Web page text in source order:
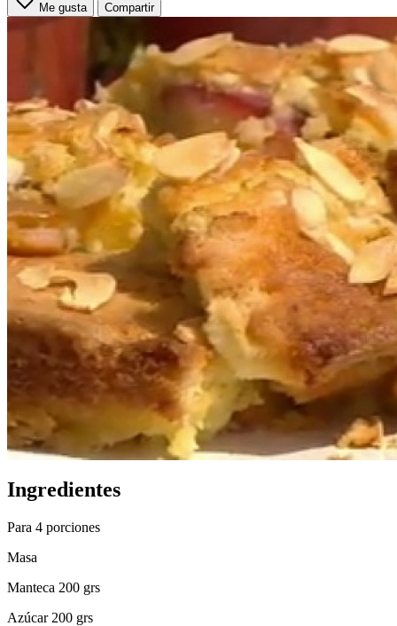
Me gusta Compartir
Ingredientes
Para 4 porciones
Masa
Manteca 200 grs
Azúcar 200 grs